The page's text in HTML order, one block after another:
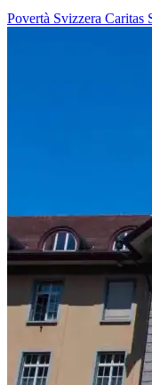
Povertà Svizzera Caritas